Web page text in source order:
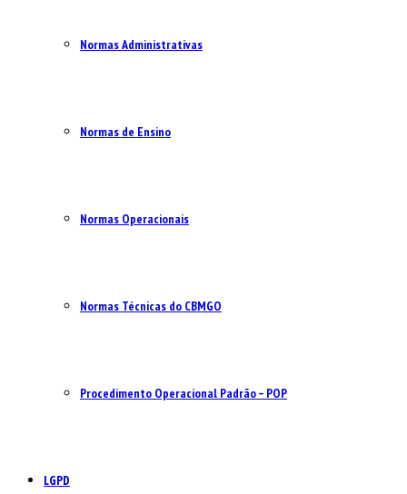
Normas Administrativas
Normas de Ensino
Normas Operacionais
Normas Técnicas do CBMGO
Procedimento Operacional Padrão – POP
LGPD